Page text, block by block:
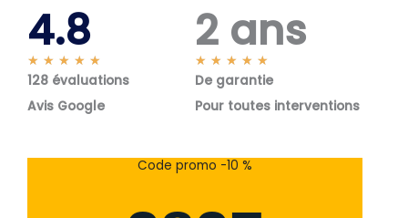
4.8
★ ★ ★ ★ ★
o
s
128 évaluations
Avis Google
2 ans
★ ★ ★ ★ ★
o
s
De garantie
Pour toutes interventions
Code promo -10 %